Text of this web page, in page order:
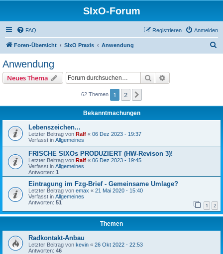
SIxO-Forum
FAQ Anmelden
Registrieren
Foren-Übersicht SIxO Praxis Anwendung
Anwendung
Neues Thema Suche
62 Themen 1 2
Bekanntmachungen
Lebenszeichen...
Letzter Beitrag von Ralf « 06 Dez 2023 - 19:37
Verfasst in Allgemeines
FRISCHE SIXOs PRODUZIERT (HW-Revison 3)!
Letzter Beitrag von Ralf « 06 Dez 2023 - 19:45
Verfasst in Allgemeines
Antworten: 1
Eintragung im Fzg-Brief - Gemeinsame Umlage?
Letzter Beitrag von emax « 21 Mai 2020 - 15:40
Verfasst in Allgemeines
Antworten: 51 1 2
Themen
Radkontakt-Anbau
Letzter Beitrag von kevin « 26 Okt 2022 - 22:53
Antworten: 46